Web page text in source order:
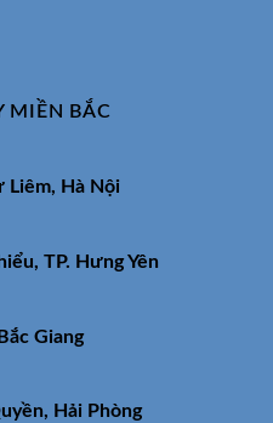
MIỀN BẮC
Liêm, Hà Nội
TP. Hưng Yên
Giang
Hải Phòng